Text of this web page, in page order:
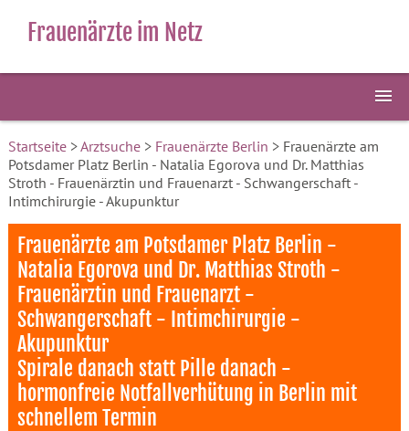
Frauenärzte im Netz
Startseite>Arztsuche> Frauenärzte Berlin > Frauenärzte am
Potsdamer Platz Berlin - Natalia Egorova und Dr. Matthias
Stroth - Frauenärztin und Frauenarzt - Schwangerschaft -
Intimchirurgie - Akupunktur
Frauenärzte am Potsdamer Platz Berlin -
Natalia Egorova und Dr. Matthias Stroth -
Frauenärztin und Frauenarzt -
Schwangerschaft - Intimchirurgie -
Akupunktur
Spirale danach statt Pille danach -
hormonfreie Notfallverhütung in Berlin mit
schnellem Termin